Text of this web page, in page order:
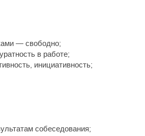
— свободно;
в работе;
инициативность;
собеседования;